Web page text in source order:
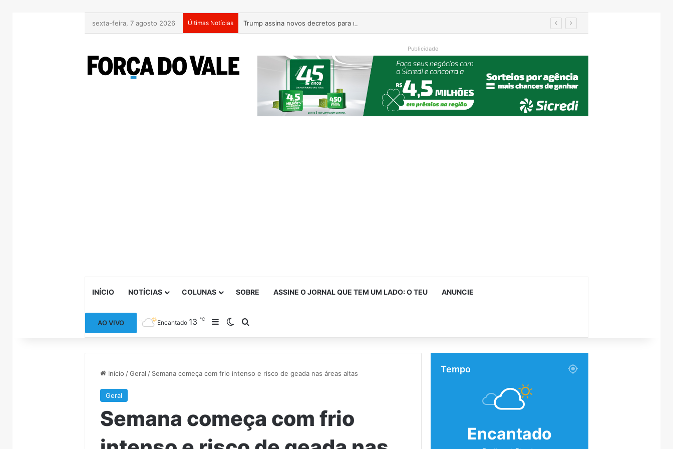
sexta-feira, 7 agosto 2026 Últimas Notícias Trump assina novos decretos para restringir cidadania por nascimento nos EUA
Publicidade
INÍCIO NOTÍCIAS COLUNAS SOBRE ASSINE O JORNAL QUE TEM UM LADO: O TEU ANUNCIE
AO VIVO Encantado 13℃ Barra Lateral
Switch skin
Início / Geral / Semana começa com frio intenso e risco de geada nas áreas altas
Geral
Semana começa com frio
Tempo
Encantado